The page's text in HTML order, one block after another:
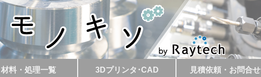
材料・処理一覧 3Dプリンタ･CAD 見積依頼・お問合せ